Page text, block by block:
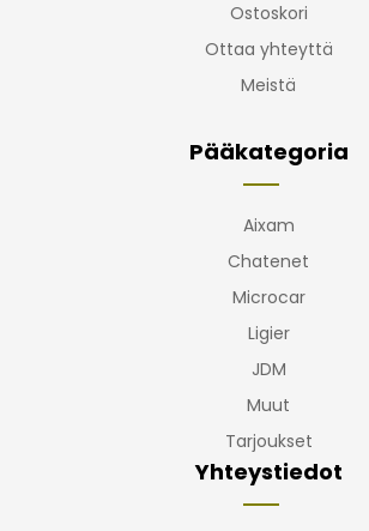
Ostoskori
Ottaa yhteyttä
Meistä
Pääkategoria
Aixam
Chatenet
Microcar
Ligier
JDM
Muut
Tarjoukset
Yhteystiedot